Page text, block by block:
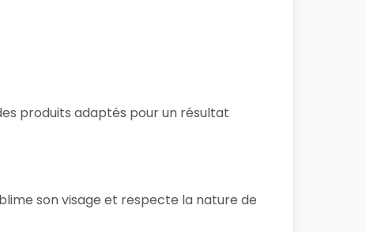
produits adaptés pour un résultat
son visage et respecte la nature de